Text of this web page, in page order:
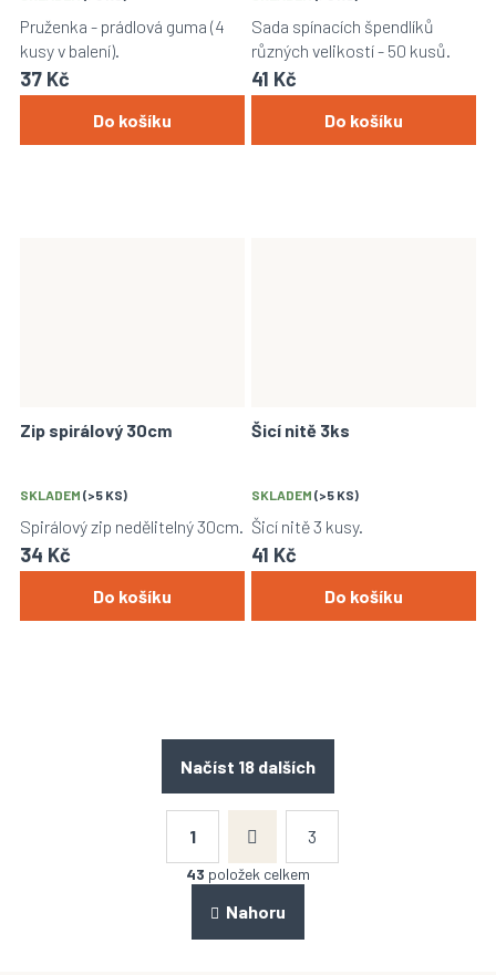
37 Kč
Do košíku
Pruženka - prádlová guma (4
kusy v balení).
41 Kč
Do košíku
Sada spínacích špendlíků
různých velikostí - 50 kusů.
Zip spirálový 30cm
SKLADEM (>5 KS)
34 Kč
Do košíku
Spirálový zip nedělitelný 30cm.
Šicí nitě 3ks
SKLADEM (>5 KS)
41 Kč
Do košíku
Šicí nitě 3 kusy.
O
v
l
á
Načíst 18 dalších
r
n
o
1 3
43 položek celkem
Nahoru